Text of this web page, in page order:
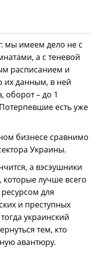
мы имеем дело не с
а с теневой
расписанием и
данным, в ней
оборот – до 1
есть уже
бизнесе сравнимо
Украины.
а вэсэушники
которые лучше всего
для
и преступных
украинский
тем, кто
авантюру.